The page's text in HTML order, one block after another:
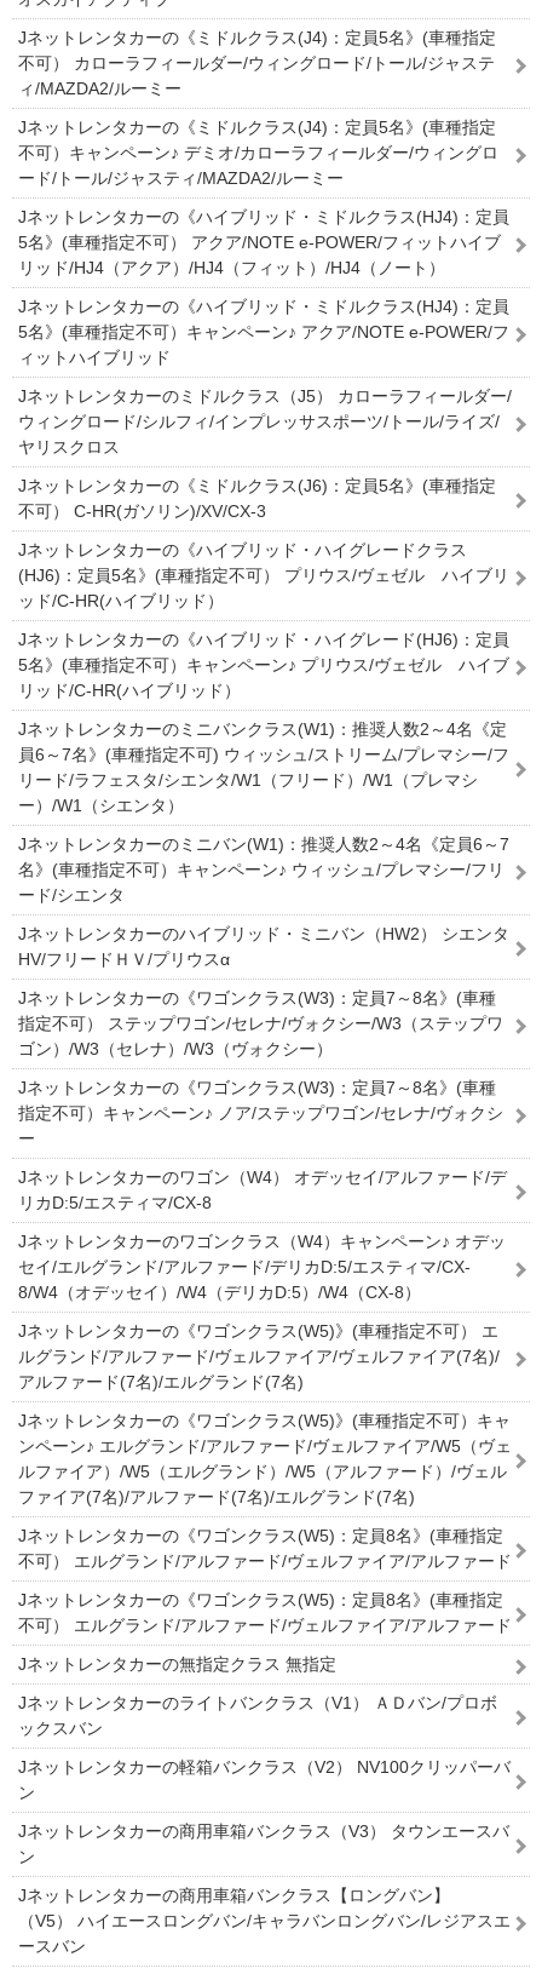
Jネットレンタカーの《ミドルクラス(J4)：定員5名》(車種指定
不可） カローラフィールダー/ウィングロード/トール/ジャステ
ィ/MAZDA2/ルーミー
Jネットレンタカーの《ミドルクラス(J4)：定員5名》(車種指定
不可）キャンペーン♪ デミオ/カローラフィールダー/ウィングロ
ード/トール/ジャスティ/MAZDA2/ルーミー
Jネットレンタカーの《ハイブリッド・ミドルクラス(HJ4)：定員
5名》(車種指定不可） アクア/NOTE e-POWER/フィットハイブ
リッド/HJ4（アクア）/HJ4（フィット）/HJ4（ノート）
Jネットレンタカーの《ハイブリッド・ミドルクラス(HJ4)：定員
5名》(車種指定不可）キャンペーン♪ アクア/NOTE e-POWER/フ
ィットハイブリッド
Jネットレンタカーのミドルクラス（J5） カローラフィールダー/
ウィングロード/シルフィ/インプレッサスポーツ/トール/ライズ/
ヤリスクロス
Jネットレンタカーの《ミドルクラス(J6)：定員5名》(車種指定
不可） C-HR(ガソリン)/XV/CX-3
Jネットレンタカーの《ハイブリッド・ハイグレードクラス
(HJ6)：定員5名》(車種指定不可） プリウス/ヴェゼル ハイブリ
ッド/C-HR(ハイブリッド）
Jネットレンタカーの《ハイブリッド・ハイグレード(HJ6)：定員
5名》(車種指定不可）キャンペーン♪ プリウス/ヴェゼル ハイブ
リッド/C-HR(ハイブリッド）
Jネットレンタカーのミニバンクラス(W1)：推奨人数2～4名《定
員6～7名》(車種指定不可) ウィッシュ/ストリーム/プレマシー/フ
リード/ラフェスタ/シエンタ/W1（フリード）/W1（プレマシ
ー）/W1（シエンタ）
Jネットレンタカーのミニバン(W1)：推奨人数2～4名《定員6～7
名》(車種指定不可）キャンペーン♪ ウィッシュ/プレマシー/フリ
ード/シエンタ
Jネットレンタカーのハイブリッド・ミニバン（HW2） シエンタ
HV/フリードＨＶ/プリウスα
Jネットレンタカーの《ワゴンクラス(W3)：定員7～8名》(車種
指定不可） ステップワゴン/セレナ/ヴォクシー/W3（ステップワ
ゴン）/W3（セレナ）/W3（ヴォクシー）
Jネットレンタカーの《ワゴンクラス(W3)：定員7～8名》(車種
指定不可）キャンペーン♪ ノア/ステップワゴン/セレナ/ヴォクシ
ー
Jネットレンタカーのワゴン（W4） オデッセイ/アルファード/デ
リカD:5/エスティマ/CX-8
Jネットレンタカーのワゴンクラス（W4）キャンペーン♪ オデッ
セイ/エルグランド/アルファード/デリカD:5/エスティマ/CX-
8/W4（オデッセイ）/W4（デリカD:5）/W4（CX-8）
Jネットレンタカーの《ワゴンクラス(W5)》(車種指定不可） エ
ルグランド/アルファード/ヴェルファイア/ヴェルファイア(7名)/
アルファード(7名)/エルグランド(7名)
Jネットレンタカーの《ワゴンクラス(W5)》(車種指定不可）キャ
ンペーン♪ エルグランド/アルファード/ヴェルファイア/W5（ヴェ
ルファイア）/W5（エルグランド）/W5（アルファード）/ヴェル
ファイア(7名)/アルファード(7名)/エルグランド(7名)
Jネットレンタカーの《ワゴンクラス(W5)：定員8名》(車種指定
不可） エルグランド/アルファード/ヴェルファイア/アルファード
Jネットレンタカーの《ワゴンクラス(W5)：定員8名》(車種指定
不可） エルグランド/アルファード/ヴェルファイア/アルファード
Jネットレンタカーの無指定クラス 無指定
Jネットレンタカーのライトバンクラス（V1） ＡＤバン/プロボ
ックスバン
Jネットレンタカーの軽箱バンクラス（V2） NV100クリッパーバ
ン
Jネットレンタカーの商用車箱バンクラス（V3） タウンエースバ
ン
Jネットレンタカーの商用車箱バンクラス【ロングバン】
（V5） ハイエースロングバン/キャラバンロングバン/レジアスエ
ースバン